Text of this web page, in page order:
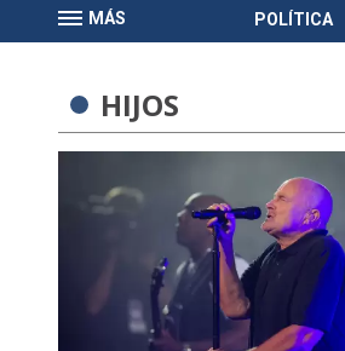
MÁS POLÍTICA
HIJOS